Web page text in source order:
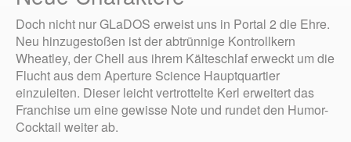
Doch nicht nur GLaDOS erweist uns in Portal 2 die Ehre.
Neu hinzugestoßen ist der abtrünnige Kontrollkern
Wheatley, der Chell aus ihrem Kälteschlaf erweckt um die
Flucht aus dem Aperture Science Hauptquartier
einzuleiten. Dieser leicht vertrottelte Kerl erweitert das
Franchise um eine gewisse Note und rundet den Humor-
Cocktail weiter ab.